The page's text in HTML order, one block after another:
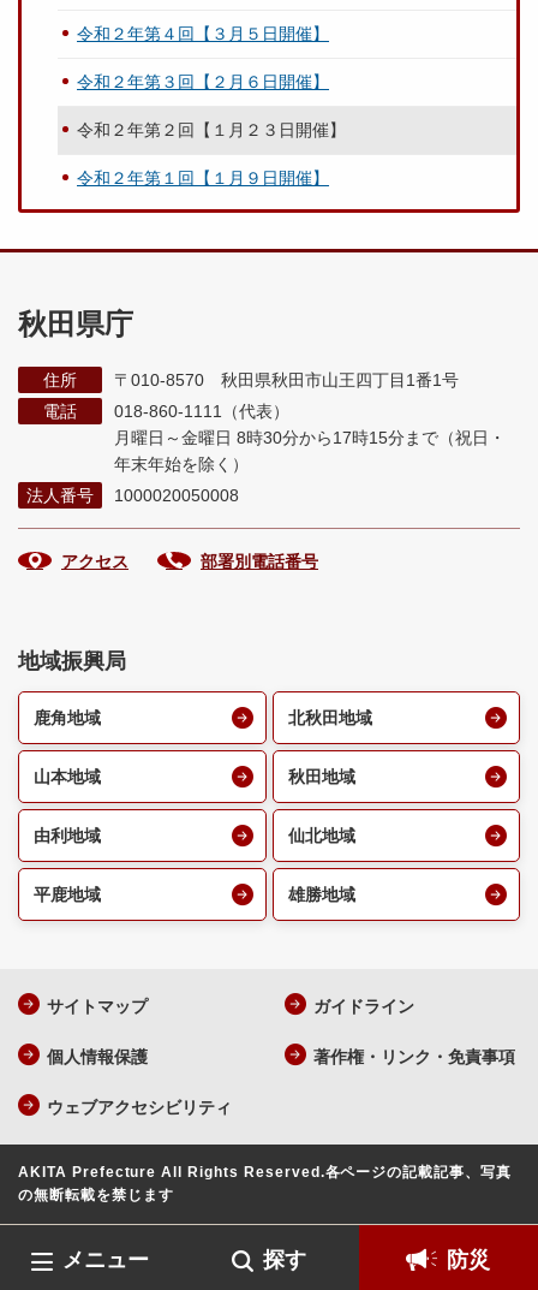
メニュー 探す 防災
令和２年第４回【３月５日開催】
令和２年第３回【２月６日開催】
令和２年第２回【１月２３日開催】
令和２年第１回【１月９日開催】
秋田県庁
住所
〒010-8570 秋田県秋田市山王四丁目1番1号
電話
018-860-1111（代表）
月曜日～金曜日 8時30分から17時15分まで （祝日・
年末年始を除く）
法人番号
1000020050008
アクセス 部署別電話番号
地域振興局
鹿角地域 北秋田地域
山本地域 秋田地域
由利地域 仙北地域
平鹿地域 雄勝地域
サイトマップ ガイドライン
個人情報保護 著作権・リンク・免責事項
ウェブアクセシビリティ
AKITA Prefecture All Rights Reserved.各ページの記載記事、写真
の無断転載を禁じます